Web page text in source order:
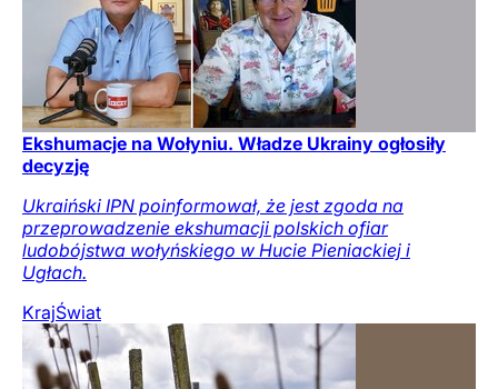
Ekshumacje na Wołyniu. Władze Ukrainy ogłosiły
decyzję
Ukraiński IPN poinformował, że jest zgoda na
przeprowadzenie ekshumacji polskich ofiar
ludobójstwa wołyńskiego w Hucie Pieniackiej i
Ugłach.
KrajŚwiat